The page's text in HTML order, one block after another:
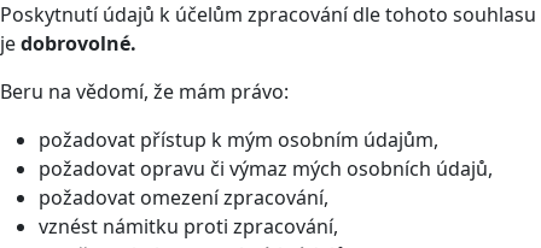
Poskytnutí údajů k účelům zpracování dle tohoto souhlasu
jedobrovolné.
Beru na vědomí, že mám právo:
požadovat přístup k mým osobním údajům,
požadovat opravu či výmaz mých osobních údajů,
požadovat omezení zpracování,
vznést námitku proti zpracování,